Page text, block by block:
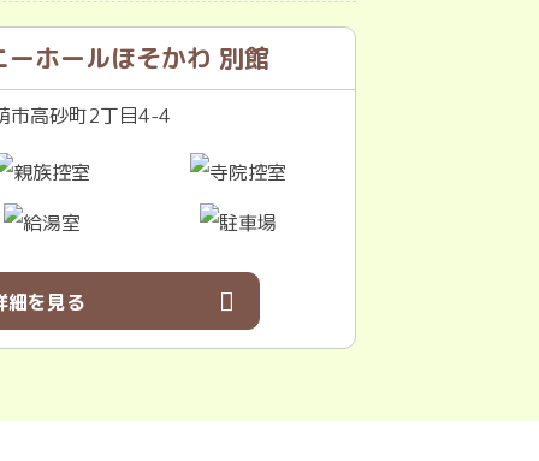
ーホールほそかわ 別館
市高砂町2丁目4-4
細を見る